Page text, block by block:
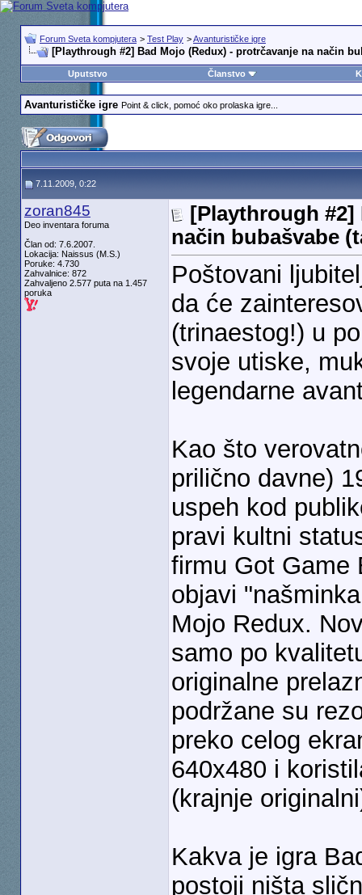
Forum Sveta kompjutera > Test Play >Avanturističke igre
[Playthrough #2] Bad Mojo (Redux) - protrčavanje na način
Uputstvo Članstvo
Avanturističke igre Point & click, pomoć oko prolaska igre...
7.11.2009, 0:22
zoran845
Deo inventara foruma
Član od: 7.6.2007.
Lokacija: Naissus (M.S.)
Poruke: 4.730
Zahvalnice: 872
Zahvaljeno 2.577 puta na 1.457
poruka
[Playthrough
način bubašvabe
Poštovani
da će
(trinaestog!) u
svoje utiske,
legendarne
Kao što
prilično davne)
uspeh kod
pravi kultni
firmu Got Game
objavi
Mojo Redux.
samo po
originalne
podržane su
preko celog
640x480 i
(krajnje
Kakva je igra
postoji ništa